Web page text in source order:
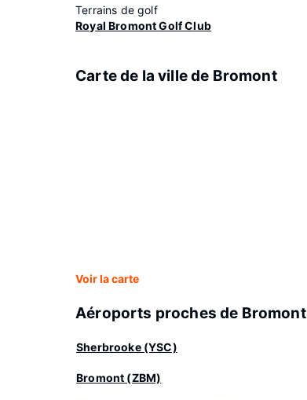
Terrains de golf
Royal Bromont Golf Club
Carte de la ville de Bromont
Voir la carte
Aéroports proches de Bromont
Sherbrooke (YSC)
Bromont (ZBM)